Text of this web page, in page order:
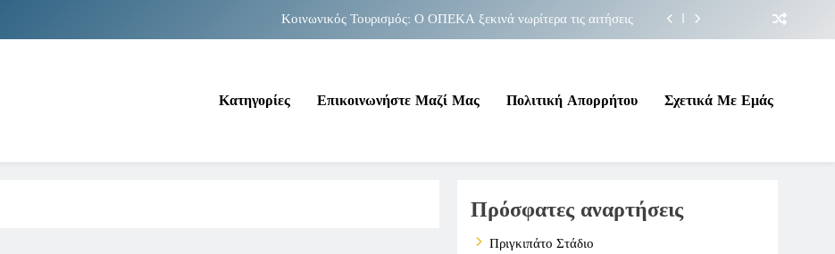
Κοινωνικός Τουρισμός: Ο ΟΠΕΚΑ ξεκινά νωρίτερα τις αιτήσεις
Νέα Κρήτη: Σαρακήνικο και η φράση «Κρήτη ΟΦΗ»
Κοινωνικός Τουρισμός: Ο ΟΠΕΚΑ ξεκινά νωρίτερα τις αιτήσεις
Μπέσσυ αργυράκη
Νέα Κρήτη: Σαρακήνικο και η φράση «Κρήτη ΟΦΗ»
Κατηγορίες Επικοινωνήστε Μαζί Μας Πολιτική Απορρήτου Σχετικά Με Εμάς
Πρόσφατες αναρτήσεις
Πριγκιπάτο Στάδιο